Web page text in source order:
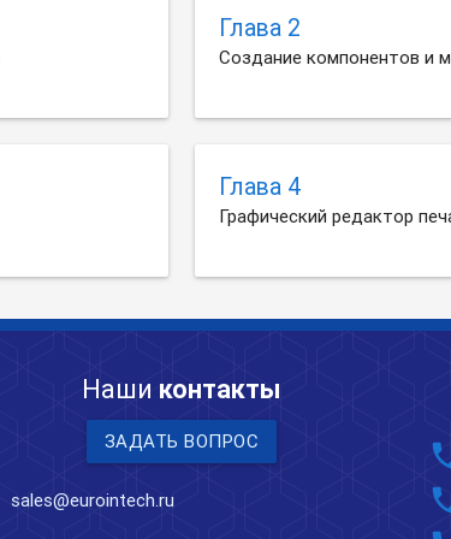
Глава 2
Создание компонентов и
Глава 4
Графический редактор
Наши контакты
ЗАДАТЬ ВОПРОС
sales@eurointech.ru